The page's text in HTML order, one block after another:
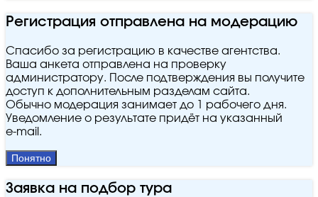
Регистрация отправлена на модерацию
Спасибо за регистрацию в качестве агентства.
Ваша анкета отправлена на проверку
администратору. После подтверждения вы получите
доступ к дополнительным разделам сайта.
Обычно модерация занимает до 1 рабочего дня.
Уведомление о результате придёт на указанный
e‑mail.
Понятно
Заявка на подбор тура